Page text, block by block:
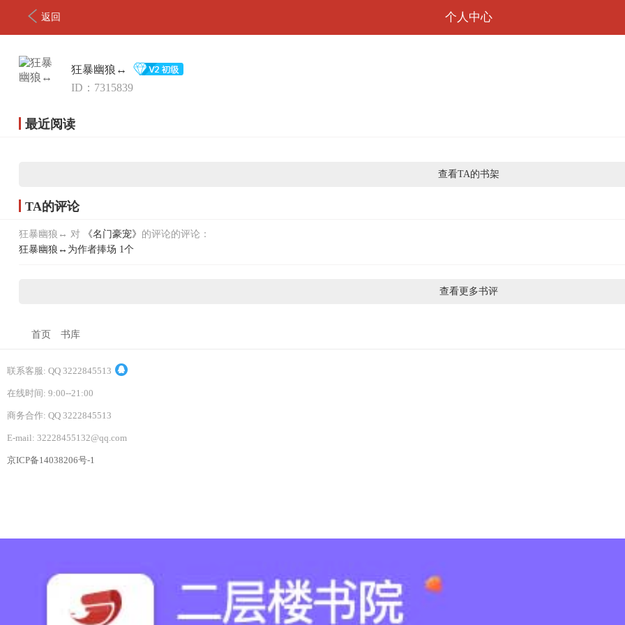
返回 个人中心
狂暴幽狼↔
ID：7315839
最近阅读
查看TA的书架
TA的评论
狂暴幽狼↔ 对 《名门豪宠》 的评论的评论：
狂暴幽狼↔为作者捧场 1个
查看更多书评
首页 书库
联系客服: QQ 3222845513
在线时间: 9:00--21:00
商务合作: QQ 3222845513
E-mail: 32228455132@qq.com
京ICP备14038206号-1